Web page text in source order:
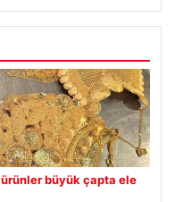
ürünler büyük çapta ele